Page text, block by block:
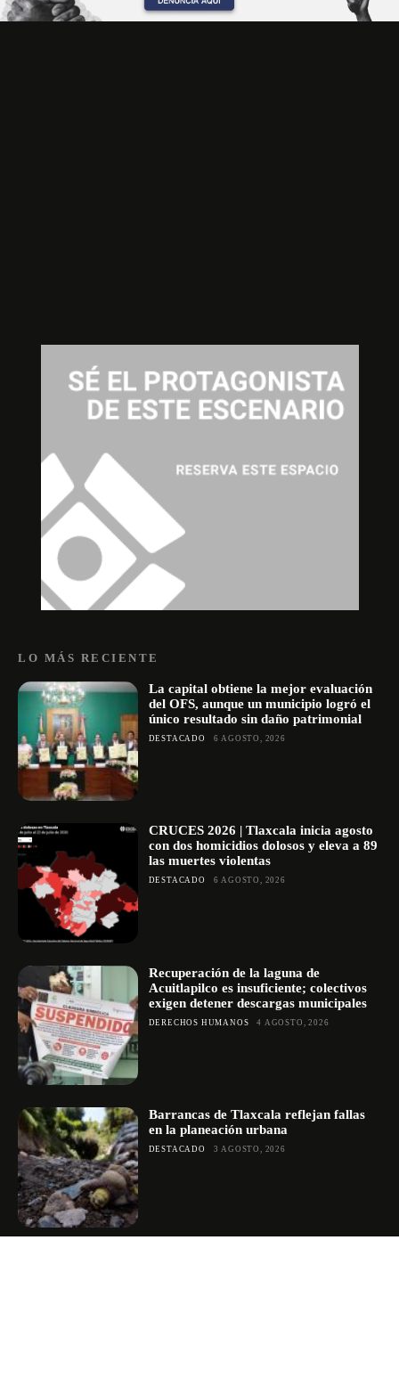
LO MÁS RECIENTE
La capital obtiene la mejor evaluación
del OFS, aunque un municipio logró el
único resultado sin daño patrimonial
DESTACADO 6 AGOSTO, 2026
CRUCES 2026 | Tlaxcala inicia agosto
con dos homicidios dolosos y eleva a 89
las muertes violentas
DESTACADO 6 AGOSTO, 2026
Recuperación de la laguna de
Acuitlapilco es insuficiente; colectivos
exigen detener descargas municipales
DERECHOS HUMANOS 4 AGOSTO, 2026
Barrancas de Tlaxcala reflejan fallas
en la planeación urbana
DESTACADO 3 AGOSTO, 2026